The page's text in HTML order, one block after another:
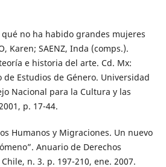
qué no ha habido grandes mujeres
Karen; SAENZ, Inda (comps.).
e historia del arte. Cd. Mx:
Estudios de Género. Universidad
Nacional para la Cultura y las
p. 17-44.
Humanos y Migraciones. Un nuevo
Anuario de Derechos
n. 3. p. 197-210, ene. 2007.